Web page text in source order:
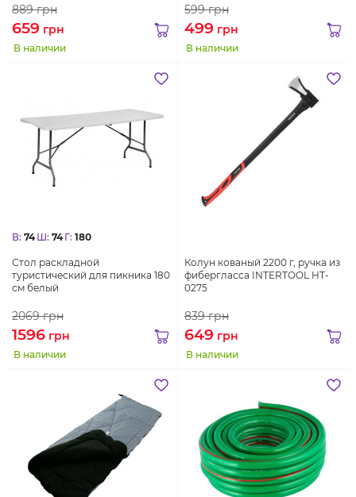
889грн
659 грн
В наличии
599грн
499 грн
В наличии
В: 74 Ш: 74 Г: 180
Стол раскладной
туристический для пикника 180
см белый
2069грн
1596 грн
В наличии
Колун кованый 2200 г, ручка из
фибергласса INTERTOOL HT-
0275
839грн
649 грн
В наличии